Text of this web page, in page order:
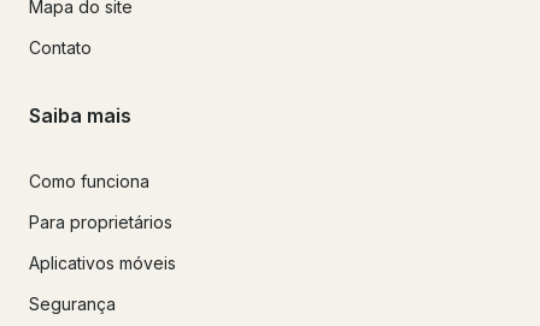
Mapa do site
Contato
Saiba mais
Como funciona
Para proprietários
Aplicativos móveis
Segurança